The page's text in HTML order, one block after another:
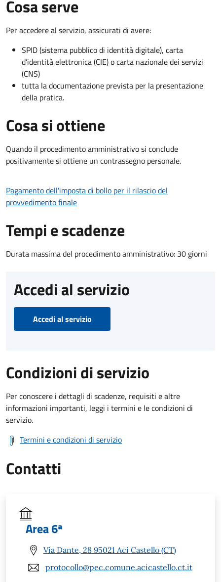
Cosa serve
Per accedere al servizio, assicurati di avere:
SPID (sistema pubblico di identità digitale), carta
d’identità elettronica (CIE) o carta nazionale dei servizi
(CNS)
tutta la documentazione prevista per la presentazione
della pratica.
Cosa si ottiene
Quando il procedimento amministrativo si conclude
positivamente si ottiene un contrassegno personale.
Pagamento dell'imposta di bollo per il rilascio del
provvedimento finale
Tempi e scadenze
Durata massima del procedimento amministrativo: 30 giorni
Accedi al servizio
Accedi al servizio
Condizioni di servizio
Per conoscere i dettagli di scadenze, requisiti e altre
informazioni importanti, leggi i termini e le condizioni di
servizio.
Termini e condizioni di servizio
Contatti
Area 6ª
Via Dante, 28 95021 Aci Castello (CT)
protocollo@pec.comune.acicastello.ct.it